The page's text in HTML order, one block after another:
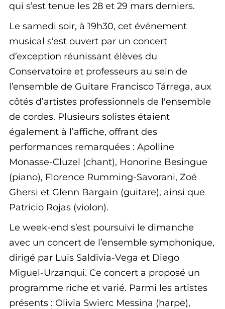
qui s’est tenue les 28 et 29 mars derniers.
Le samedi soir, à 19h30, cet événement
musical s’est ouvert par un concert
d’exception réunissant élèves du
Conservatoire et professeurs au sein de
l’ensemble de Guitare Francisco Tárrega, aux
côtés d’artistes professionnels de l'ensemble
de cordes. Plusieurs solistes étaient
également à l’affiche, offrant des
performances remarquées : Apolline
Monasse-Cluzel (chant), Honorine Besingue
(piano), Florence Rumming-Savorani, Zoé
Ghersi et Glenn Bargain (guitare), ainsi que
Patricio Rojas (violon).
Le week-end s’est poursuivi le dimanche
avec un concert de l’ensemble symphonique,
dirigé par Luis Saldivia-Vega et Diego
Miguel-Urzanqui. Ce concert a proposé un
programme riche et varié. Parmi les artistes
présents : Olivia Swierc Messina (harpe),